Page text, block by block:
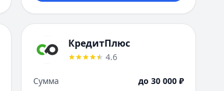
КредитПлюс
4.6
Сумма
до 30 000 ₽